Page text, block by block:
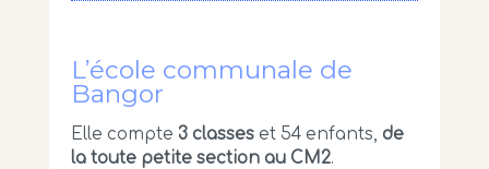
L’école communale de
Bangor
Elle compte 3 classeset 54 enfants, de
la toute petite section au CM2.